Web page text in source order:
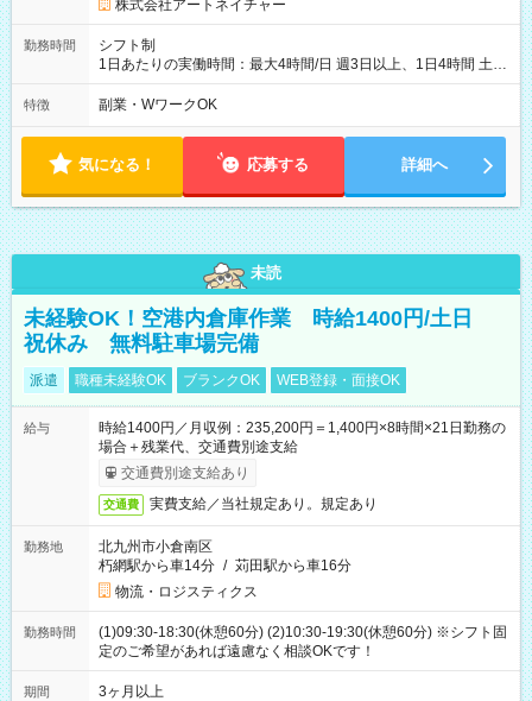
株式会社アートネイチャー
勤務時間
シフト制
1日あたりの実働時間：最大4時間/日 週3日以上、1日4時間 土曜
や日曜のお休みも応相談 16:05～20:05 「昼間のレジの仕事とW
ワークで働きたい」 「夕食後の空いている時間を有効活用した
特徴 副業・WワークOK
気になる！ 応募する 詳細へ
未読
未経験OK！空港内倉庫作業 時給1400円/土日
祝休み 無料駐車場完備
派遣 職種未経験OK ブランクOK WEB登録・面接OK
給与
時給1400円／月収例：235,200円＝1,400円×8時間×21日勤務の
場合＋残業代、交通費別途支給
交通費別途支給あり
交通費 実費支給／当社規定あり。規定あり
勤務地
北九州市小倉南区
朽網駅から車14分 / 苅田駅から車16分
物流・ロジスティクス
勤務時間
(1)09:30-18:30(休憩60分) (2)10:30-19:30(休憩60分) ※シフト固
定のご希望があれば遠慮なく相談OKです！
期間 3ヶ月以上